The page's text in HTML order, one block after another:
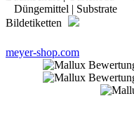
Düngemittel | Substrate
Bildetiketten
meyer-shop.com